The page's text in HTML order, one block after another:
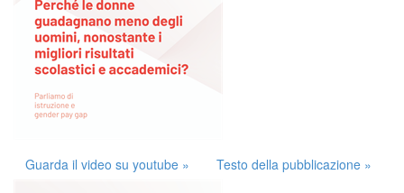
Guarda il video su youtube » Testo della pubblicazione »